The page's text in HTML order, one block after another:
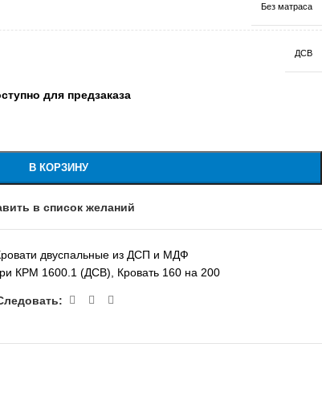
Без матраса
ДСВ
для предзаказа
В КОРЗИНУ
в список желаний
двуспальные из ДСП и МДФ
КРМ 1600.1 (ДСВ) Кровать 160 на 200